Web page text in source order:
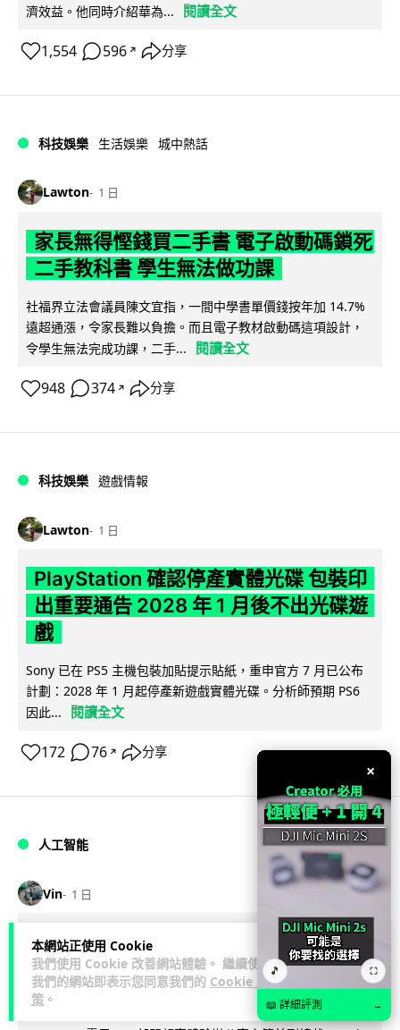
本網站正使用 Cookie
我們使用 Cookie 改善網站體驗。 繼續使用
我們的網站即表示您同意我們的 Cookie 政
策 。
濟效益。他同時介紹華為...
閱讀全文
1,554 596 ↗ 分享
科技娛樂 生活娛樂 城中熱話
Lawton 1 日
家長無得慳錢買二手書 電子啟動碼鎖死
二手教科書 學生無法做功課
社福界立法會議員陳文宜指，一間中學書單價錢按年加 14.7%
遠超通漲，令家長難以負擔。而且電子教材啟動碼這項設計，
令學生無法完成功課，二手...
閱讀全文
948 374 ↗ 分享
科技娛樂 遊戲情報
Lawton 1 日
PlayStation 確認停產實體光碟 包裝印
出重要通告 2028 年 1 月後不出光碟遊
戲
Sony 已在 PS5 主機包裝加貼提示貼紙，重申官方 7 月已公布
計劃：2028 年 1 月起停產新遊戲實體光碟。分析師預期 PS6
因此...
閱讀全文
172 76 ↗ 分享
人工智能
Vin 1 日
Samsung 展示 Galaxy AI 新方向 未來
手機毋須輸入文字 轉向 Agent 全自動操
作
×
🎵 ⛶
📖 詳細評測 →